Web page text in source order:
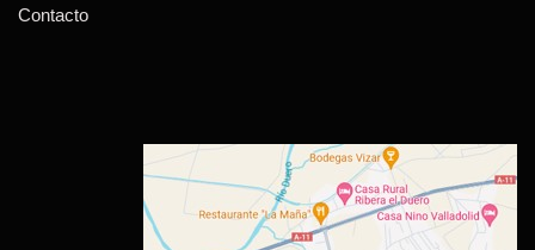
Contacto